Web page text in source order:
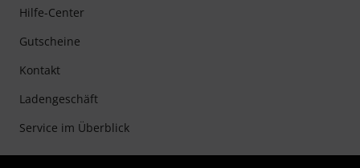
Hilfe-Center
Gutscheine
Kontakt
Ladengeschäft
Service im Überblick